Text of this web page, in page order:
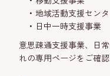
地域活動支援セン
日中一時支援事業
意思疎通支援事業、日
れの専用ページをご確認